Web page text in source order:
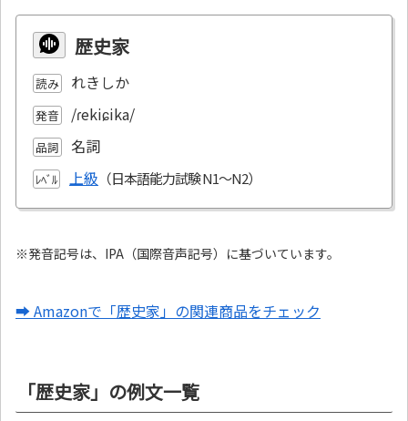
歴史家
読み れきしか
発音 /ɾekiɕika/
品詞 名詞
ﾚﾍﾞﾙ 上級
※発音記号は、IPA（国際音声記号）に基づいています。
➡ Amazonで「歴史家」の関連商品をチェック
「歴史家」の例文一覧